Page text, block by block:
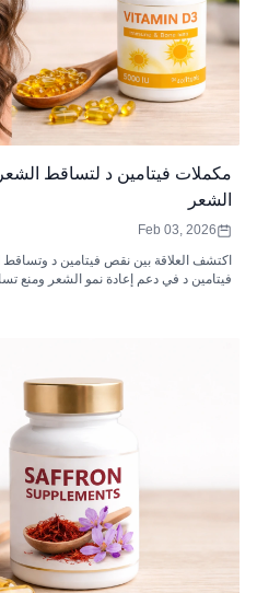
مكملات فيتامين د لتساقط
الشعر
Feb 03, 2026
اكتشف العلاقة بين نقص فيتامين د
فيتامين د في دعم إعادة نمو الشعر